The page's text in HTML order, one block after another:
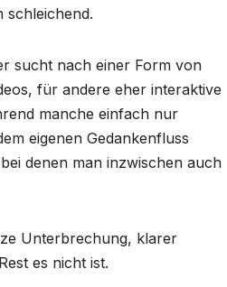
schleichend.
sucht nach einer Form von
für andere eher interaktive
manche einfach nur
eigenen Gedankenfluss
denen man inzwischen auch
Unterbrechung, klarer
es nicht ist.